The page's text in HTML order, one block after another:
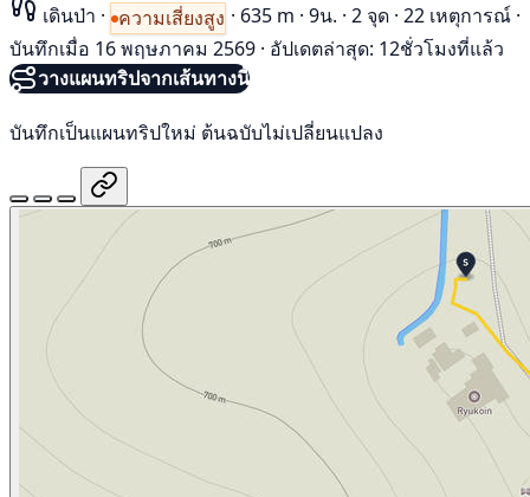
เดินป่า · ความเสี่ยงสูง · 635 m · 9น. · 2 จุด · 22 เหตุการณ์ ·
บันทึกเมื่อ 16 พฤษภาคม 2569 · อัปเดตล่าสุด: 12ชั่วโมงที่แล้ว
วางแผนทริปจากเส้นทางนี้
บันทึกเป็นแผนทริปใหม่ ต้นฉบับไม่เปลี่ยนแปลง